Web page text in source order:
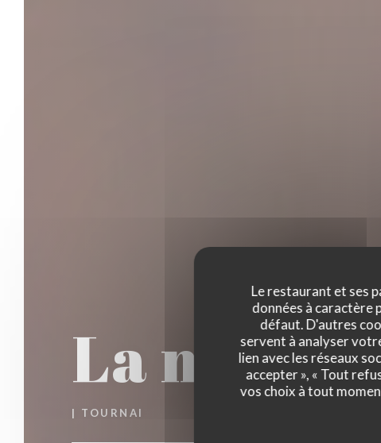
Le restaurant et ses
données à caractère
défaut. D'autres
servent à analyser
lien avec les réseaux
accepter », « Tout
vos choix à tout
La
| TOURNAI